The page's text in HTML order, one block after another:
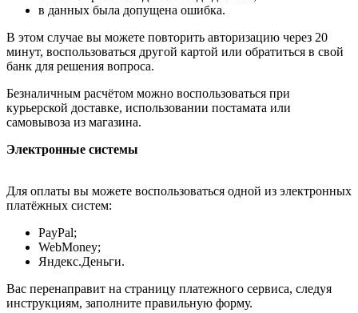
в данных была допущена ошибка.
В этом случае вы можете повторить авторизацию через 20
минут, воспользоваться другой картой или обратиться в свой
банк для решения вопроса.
Безналичным расчётом можно воспользоваться при
курьерской доставке, использовании постамата или
самовывоза из магазина.
Электронные системы
Для оплаты вы можете воспользоваться одной из электронных
платёжных систем:
PayPal;
WebMoney;
Яндекс.Деньги.
Вас перенаправит на страницу платежного сервиса, следуя
инструкциям, заполните правильную форму.